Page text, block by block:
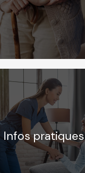
Infos pratiques